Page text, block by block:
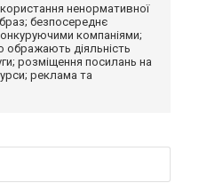
ненормативної
безпосереднє
компаніями;
ображають діяльність
розміщення посилань на
реклама та